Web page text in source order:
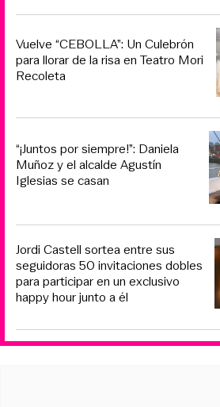
Vuelve “CEBOLLA”: Un Culebrón
para llorar de la risa en Teatro Mori
Recoleta
“¡Juntos por siempre!”: Daniela
Muñoz y el alcalde Agustín
Iglesias se casan
Jordi Castell sortea entre sus
seguidoras 50 invitaciones dobles
para participar en un exclusivo
happy hour junto a él